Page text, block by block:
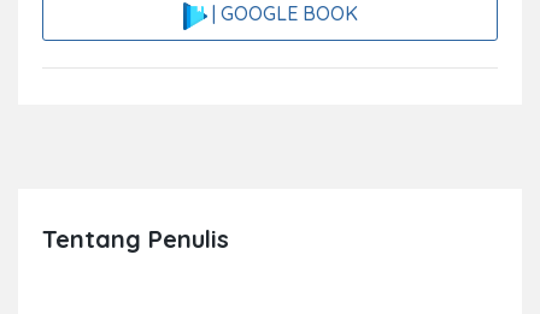
| GOOGLE BOOK
Tentang Penulis